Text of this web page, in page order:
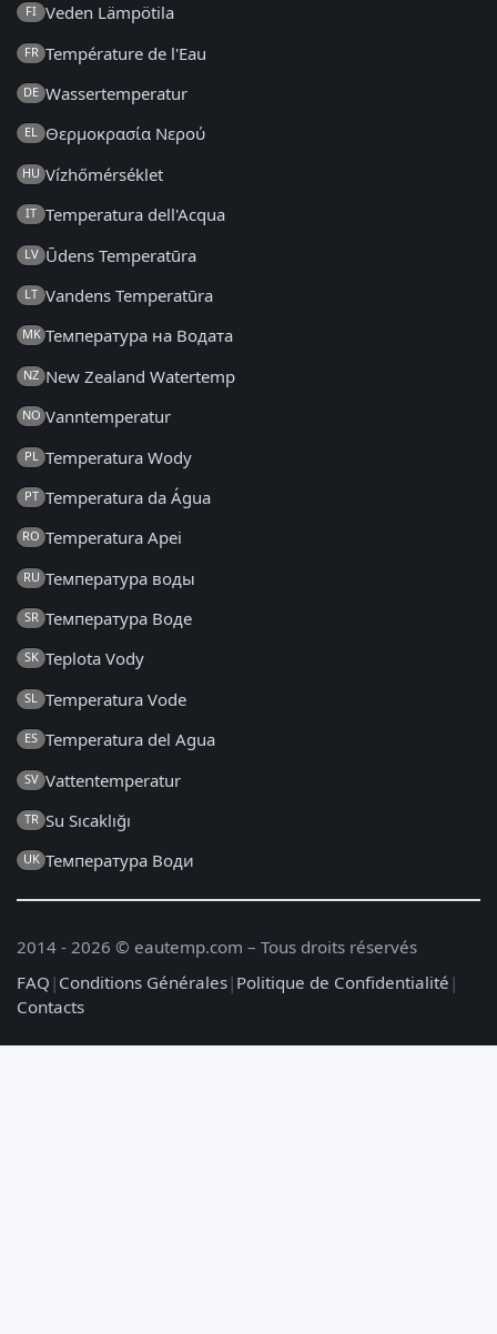
FI Veden Lämpötila
FR Température de l'Eau
DE Wassertemperatur
EL Θερμοκρασία Νερού
HU Vízhőmérséklet
IT Temperatura dell'Acqua
LV Ūdens Temperatūra
LT Vandens Temperatūra
MK Температура на Водата
NZ New Zealand Watertemp
NO Vanntemperatur
PL Temperatura Wody
PT Temperatura da Água
RO Temperatura Apei
RU Температура воды
SR Температура Воде
SK Teplota Vody
SL Temperatura Vode
ES Temperatura del Agua
SV Vattentemperatur
TR Su Sıcaklığı
UK Температура Води
2014 - 2026 © eautemp.com – Tous droits réservés
FAQ | Conditions Générales| Politique de Confidentialité |
Contacts